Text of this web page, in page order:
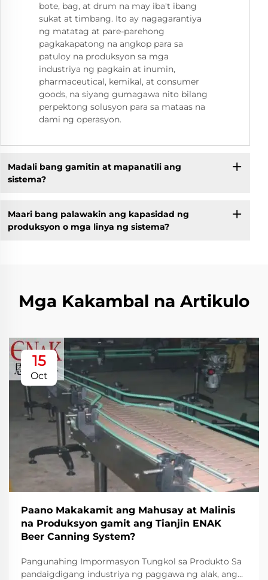
bote, bag, at drum na may iba't ibang
sukat at timbang. Ito ay nagagarantiya
ng matatag at pare-parehong
pagkakapatong na angkop para sa
patuloy na produksyon sa mga
industriya ng pagkain at inumin,
pharmaceutical, kemikal, at consumer
goods, na siyang gumagawa nito bilang
perpektong solusyon para sa mataas na
dami ng operasyon.
Madali bang gamitin at mapanatili ang
sistema?
Maari bang palawakin ang kapasidad ng
produksyon o mga linya ng sistema?
Mga Kakambal na Artikulo
15
Oct
Paano Makakamit ang Mahusay at Malinis
na Produksyon gamit ang Tianjin ENAK
Beer Canning System?
Pangunahing Impormasyon Tungkol sa Produkto Sa
pandaigdigang industriya ng paggawa ng alak, ang